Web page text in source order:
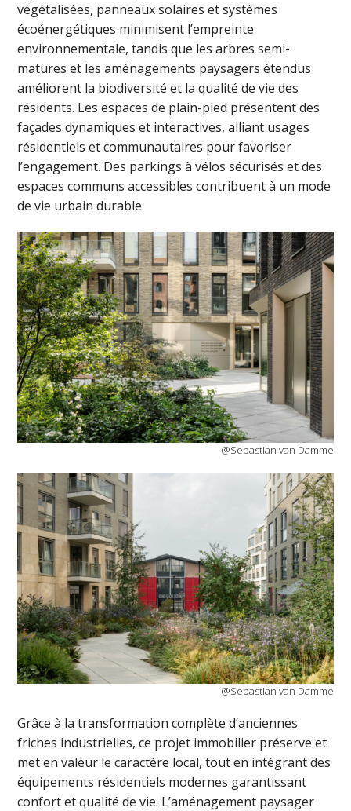
végétalisées, panneaux solaires et systèmes
écoénergétiques minimisent l’empreinte
environnementale, tandis que les arbres semi-
matures et les aménagements paysagers étendus
améliorent la biodiversité et la qualité de vie des
résidents. Les espaces de plain-pied présentent des
façades dynamiques et interactives, alliant usages
résidentiels et communautaires pour favoriser
l’engagement. Des parkings à vélos sécurisés et des
espaces communs accessibles contribuent à un mode
de vie urbain durable.
@Sebastian van Damme
@Sebastian van Damme
Grâce à la transformation complète d’anciennes
friches industrielles, ce projet immobilier préserve et
met en valeur le caractère local, tout en intégrant des
équipements résidentiels modernes garantissant
confort et qualité de vie. L’aménagement paysager